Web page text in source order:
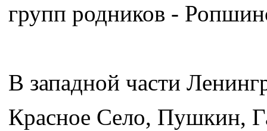
групп родников -
В западной части
Красное Село, Пушкин,